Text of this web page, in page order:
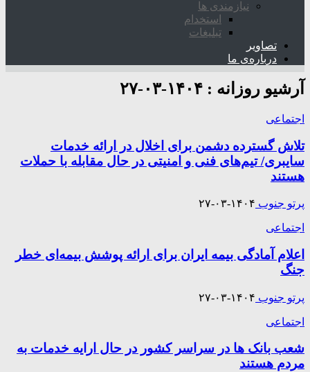
نیازمندی ها
استخدام
تبلیغات
تصاویر
درباره‌ی ما
آرشیو روزانه : ۱۴۰۴-۰۳-۲۷
اجتماعی
تلاش گسترده دشمن برای اخلال در ارائه خدمات
سایبری/ تیم‌های فنی و امنیتی در حال مقابله با حملات
هستند
پرتو جنوب ۱۴۰۴-۰۳-۲۷
اجتماعی
اعلام آمادگی بیمه ایران برای ارائه پوشش بیمه‌ای خطر
جنگ
پرتو جنوب ۱۴۰۴-۰۳-۲۷
اجتماعی
شعب بانک ها در سراسر کشور در حال ارایه خدمات به
مردم هستند